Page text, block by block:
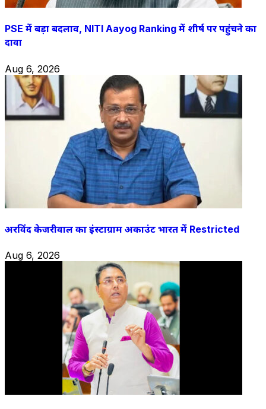
PSE में बड़ा बदलाव, NITI Aayog Ranking में शीर्ष पर पहुंचने का
दावा
Aug 6, 2026
अरविंद केजरीवाल का इंस्टाग्राम अकाउंट भारत में Restricted
Aug 6, 2026